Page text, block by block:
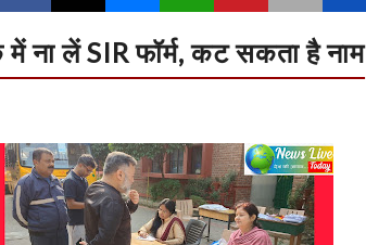
ना लें SIR फॉर्म, कट सकता है नाम